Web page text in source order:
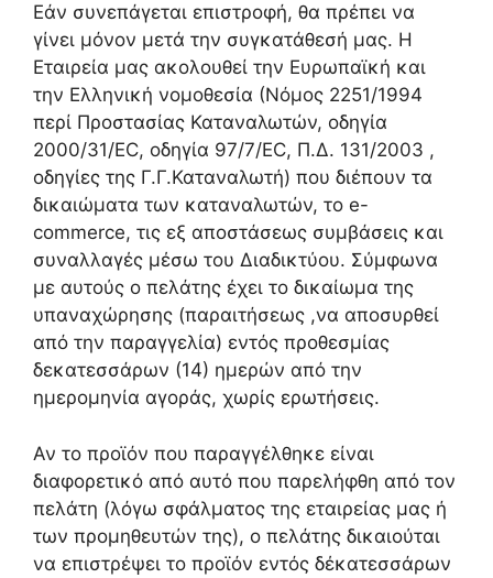
Εάν συνεπάγεται επιστροφή, θα πρέπει να
γίνει μόνον μετά την συγκατάθεσή μας. Η
Εταιρεία μας ακολουθεί την Ευρωπαϊκή και
την Ελληνική νομοθεσία (Νόμος 2251/1994
περί Προστασίας Καταναλωτών, οδηγία
2000/31/ΕC, οδηγία 97/7/EC, Π.Δ. 131/2003 ,
οδηγίες της Γ.Γ.Καταναλωτή) που διέπουν τα
δικαιώματα των καταναλωτών, το e-
commerce, τις εξ αποστάσεως συμβάσεις και
συναλλαγές μέσω του Διαδικτύου. Σύμφωνα
με αυτούς ο πελάτης έχει το δικαίωμα της
υπαναχώρησης (παραιτήσεως ,να αποσυρθεί
από την παραγγελία) εντός προθεσμίας
δεκατεσσάρων (14) ημερών από την
ημερομηνία αγοράς, χωρίς ερωτήσεις.
Αν το προϊόν που παραγγέλθηκε είναι
διαφορετικό από αυτό που παρελήφθη από τον
πελάτη (λόγω σφάλματος της εταιρείας μας ή
των προμηθευτών της), ο πελάτης δικαιούται
να επιστρέψει το προϊόν εντός δέκατεσσάρων